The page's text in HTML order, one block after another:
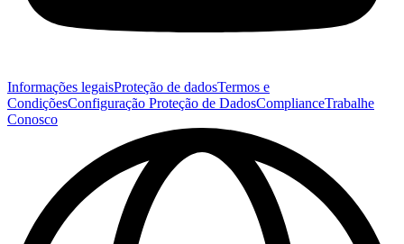
Informações legaisProteção de dadosTermos e
CondiçõesConfiguração Proteção de DadosComplianceTrabalhe
Conosco